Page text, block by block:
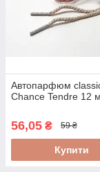
Автопарфюм
Chance Tendre 12
56,05 ₴ 59 ₴
Купити